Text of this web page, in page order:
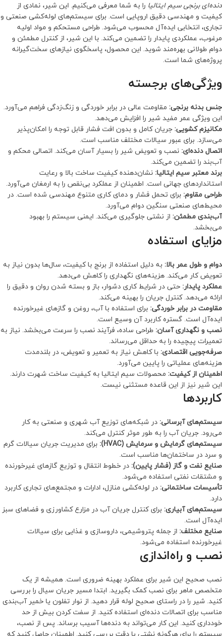
دنده‌ای برنجی سیم ایتالیا را به شما معرفی می‌کنیم. این شیر، نمادی از
کیفیت و مهندسی دقیق اروپایی است. برای سیستم‌های لوله‌کشی صنعتی و
تجاری، انتخابی ایده‌آل محسوب می‌شود. طراحی مستحکم و مواد اولیه
مرغوب، عملکردی پایدار را تضمین می‌کند. با این شیر، از کنترل مطمئن و
دوام طولانی بهره‌مند شوید. این محصول، پاسخگوی نیازهای سخت‌گیرانه
پروژه‌های شما است.
ویژگی‌های برجسته
جنس بدنه برنجی: مقاومت عالی در برابر خوردگی و زنگ‌زدگی فراهم می‌آورد.
این ویژگی عمر مفید شیر را افزایش می‌دهد.
مکانیزم کشویی: جریان کامل و بدون افت فشار قابل توجه را امکان‌پذیر
می‌سازد. برای عبور سیالات مختلف مناسب است.
اتصال دنده‌ای: نصب و تعویض شیر را بسیار آسان می‌کند. اتصالی محکم و
آب‌بند را تضمین می‌کند.
برند معتبر سیم ایتالیا: نشان‌دهنده کیفیت ساخت بالا و رعایت
استانداردهای جهانی است. اطمینان از عملکرد بی‌نقص را به ارمغان می‌آورد.
طراحی مقاوم: برای تحمل فشار و دمای کاری متنوع مهندسی شده است. در
محیط‌های صنعتی سنگین دوام می‌آورد.
آب‌بندی مطمئن: از نشتی جلوگیری می‌کند. ایمنی سیستم را بهبود
می‌بخشد.
مزایای استفاده
دوام و طول عمر بالا: به دلیل استفاده از برنج با کیفیت، سال‌ها بدون نیاز به
تعویض کار می‌کند. هزینه‌های نگهداری را کاهش می‌دهد.
عملکرد پایدار: حتی در شرایط کاری دشوار، باز و بسته شدن روان و دقیق را
ارائه می‌دهد. کنترل جریان را بهینه می‌کند.
مقاومت در برابر خوردگی: برای استفاده با آب، روغن و گازهای غیرخورنده
ایده‌آل است. گستره کاربرد آن وسیع است.
نصب و نگهداری آسان: طراحی ساده، فرآیند نصب را سرعت می‌بخشد. نیاز به
تعمیرات پیچیده را به حداقل می‌رساند.
صرفه‌جویی اقتصادی: با کاهش نیاز به تعمیر و تعویض، در بلندمدت
هزینه‌های عملیاتی را پایین می‌آورد.
اطمینان از کیفیت: محصولات سیم ایتالیا به کیفیت ساخت شهرت دارند.
این شیر نیز از این قاعده مستثنی نیست.
کاربردها
سیستم‌های آبرسانی: در شبکه‌های توزیع آب شهری و صنعتی به کار
می‌رود. جریان آب را به طور موثر کنترل می‌کند.
سیستم‌های گرمایش و سرمایش (HVAC):
برای مدیریت جریان سیالات گرم
و سرد در ساختمان‌ها مناسب است.
صنایع نفت و گاز (فشار پایین): در خطوط انتقال و توزیع گازهای غیرخورنده
و مشتقات نفتی استفاده می‌شود.
تأسیسات ساختمانی: در لوله‌کشی منازل، ادارات و مجتمع‌های تجاری کاربرد
دارد.
سیستم‌های آبیاری: برای کنترل جریان آب در مزارع کشاورزی و فضاهای سبز
ایده‌آل است.
صنایع مختلف: از جمله پتروشیمی، داروسازی و غذایی برای سیالات
غیرخورنده استفاده می‌شود.
نصب و راه‌اندازی
نصب صحیح این شیر برای عملکرد بهینه ضروری است. همیشه از یک
متخصص ماهر برای نصب کمک بگیرید. ابتدا مسیر جریان سیال را بررسی
کنید. شیر را در راستای صحیح لوله قرار دهید. از نوار تفلون یا خمیر آب‌بندی
مناسب برای اتصالات دنده‌ای استفاده کنید. از سفت کردن بیش از حد
خودداری کنید. این کار می‌تواند به دنده‌ها آسیب برساند. پس از نصب،